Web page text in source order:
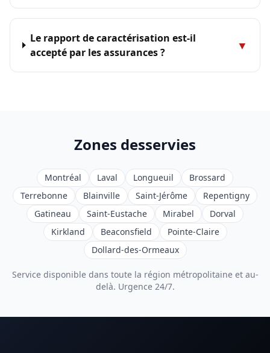
Le rapport de caractérisation est-il
accepté par les assurances ?
▼
Zones desservies
Montréal Laval Longueuil
Brossard
Terrebonne
Blainville Saint-Jérôme
Repentigny
Gatineau
Saint-Eustache Mirabel
Dorval
Kirkland
Beaconsfield
Pointe-Claire
Dollard-des-Ormeaux
Service disponible dans toute la région métropolitaine et au-
delà. Urgence 24/7.